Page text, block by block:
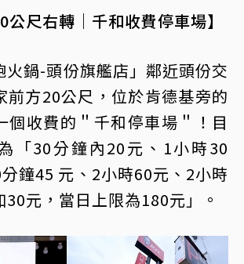
公尺右轉｜千和收費停車場】
火鍋-頭份旗艦店」鄰近頭份交
前方20公尺，位於肯德基旁的
個收費的＂千和停車場＂！目
「30分鐘內20元、1小時30
鐘45 元、2小時60元、2小時
元，當日上限為180元」。